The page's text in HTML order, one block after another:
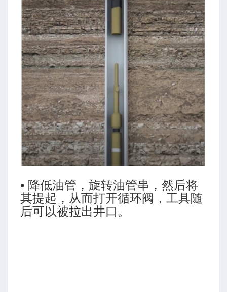
量推荐
界充填排量
• 降低油管，旋转油管串，然后将
其提起，从而打开循环阀，工具随
后可以被拉出井口。